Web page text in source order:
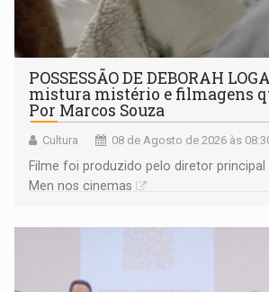
POSSESSÃO DE DEBORAH
mistura mistério e filmagens
Por Marcos Souza
Cultura 08 de Agosto de 2026 às
Filme foi produzido pelo diretor principal
Men nos cinemas